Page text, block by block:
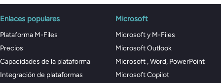
Enlaces populares
Plataforma M-Files
Precios
Capacidades de la plataforma
Integración de plataformas
Microsoft
Microsoft y M-Files
Microsoft Outlook
Microsoft , Word, PowerPoint
Microsoft Copilot